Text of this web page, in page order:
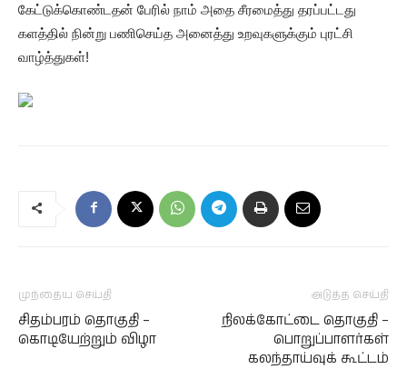
கேட்டுக்கொண்டதன் பேரில் நாம் அதை சீரமைத்து தரப்பட்டது
களத்தில் நின்று பணிசெய்த அனைத்து உறவுகளுக்கும் புரட்சி
வாழ்த்துகள்!
முந்தைய செய்தி
சிதம்பரம் தொகுதி –
கொடியேற்றும் விழா
அடுத்த செய்தி
நிலக்கோட்டை தொகுதி –
பொறுப்பாளர்கள்
கலந்தாய்வுக் கூட்டம்